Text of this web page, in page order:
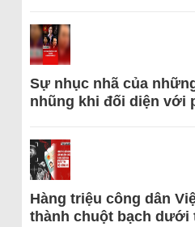
Sự nhục nhã của
nhũng khi đối diện với
Hàng triệu công dân
thành chuột bạch dưới